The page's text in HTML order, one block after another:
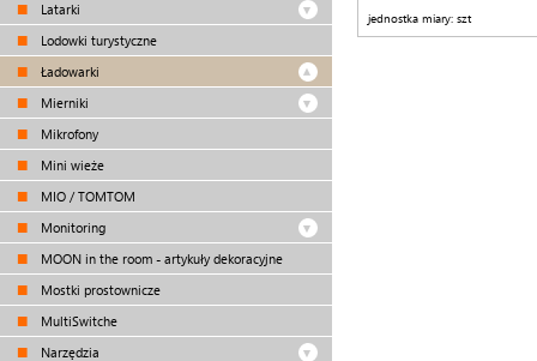
Latarki
Lodowki turystyczne
Ładowarki
Mierniki
Mikrofony
Mini wieże
MIO / TOMTOM
Monitoring
MOON in the room - artykuły dekoracyjne
Mostki prostownicze
MultiSwitche
Narzędzia
jednostka miary: szt